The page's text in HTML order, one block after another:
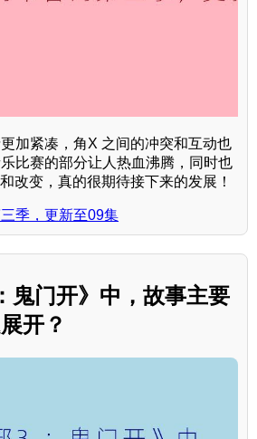
加紧凑，角X 之间的冲突和互动也
比赛的部分让人热血沸腾，同时也
改变，真的很期待接下来的发展！
季，更新至09集
鬼门开》中，故事主要
开？